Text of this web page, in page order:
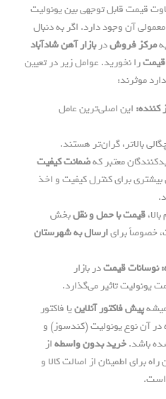
قیمت قابل توجهی بین یونولیت
آن وجود دارد. اگر به دنبال
مرکز فروشدربازار آهن شادآباد
قیمترا نخورید. عوامل زیر در تعیین
موثرند:
کننده: این اصلی‌ترین عامل
بالاتر، گران‌تر هستند.
معتبر کهضمانت کیفیت
بیشتری برای کنترل کیفیت و اخذ
قیمت با حمل و نقلبخش
خصوصاً برایارسال به شهرستان
نوسانات قیمتدر بازار
یونولیت تاثیر می‌گذارد.
پیش فاکتور آنلاینیا فاکتور
آن نوع یونولیت (کندسوز) و
باشد.خرید بدون واسطهاز
راه برای اطمینان از اصالت کالا و